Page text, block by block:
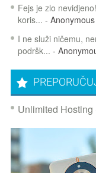
Fejs je zlo
koris... - Anonymous
I ne služi ničemu,
podršk... -
Unlimited Hosting